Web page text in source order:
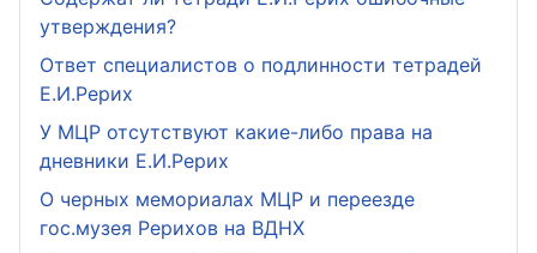
утверждения?
Ответ специалистов о подлинности тетрадей
Е.И.Рерих
У МЦР отсутствуют какие-либо права на
дневники Е.И.Рерих
О черных мемориалах МЦР и переезде
гос.музея Рерихов на ВДНХ